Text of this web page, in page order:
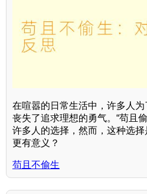
在喧嚣的日常生活中，许多人
丧失了追求理想的勇气。“苟且
许多人的选择，然而，这种选
更有意义？
苟且不偷生